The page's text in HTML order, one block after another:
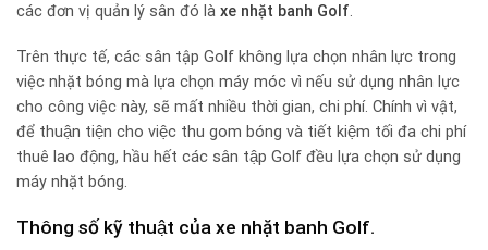
các đơn vị quản lý sân đó là xe nhặt banh Golf.
Trên thực tế, các sân tập Golf không lựa chọn nhân lực trong
việc nhặt bóng mà lựa chọn máy móc vì nếu sử dụng nhân lực
cho công việc này, sẽ mất nhiều thời gian, chi phí. Chính vì vật,
để thuận tiện cho việc thu gom bóng và tiết kiệm tối đa chi phí
thuê lao động, hầu hết các sân tập Golf đều lựa chọn sử dụng
máy nhặt bóng.
Thông số kỹ thuật của xe nhặt banh Golf.